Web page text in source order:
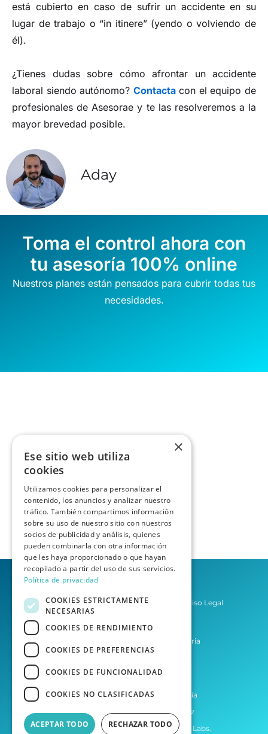
está cubierto en caso de sufrir un accidente en su
lugar de trabajo o “in itinere” (yendo o volviendo de
él).
¿Tienes dudas sobre cómo afrontar un accidente
laboral siendo autónomo? Contactacon el equipo de
profesionales de Asesorae y te las resolveremos a la
mayor brevedad posible.
Aday
Toma el control ahora con
tu asesoría 100% online
Nuestros planes están pensados para cubrir todas tus
necesidades.
Política de privacidad Aviso Legal
Asesoría Las Palmas de Gran Canaria
Desarrollo web por Agencia Homia
Desarrollo Laravel por Raúl López
Desarrollo de MVPs por Borah Digital Labs.
×
Ese sitio web utiliza
cookies
Utilizamos cookies para personalizar el
contenido, los anuncios y analizar nuestro
tráfico. También compartimos información
sobre su uso de nuestro sitio con nuestros
socios de publicidad y análisis, quienes
pueden combinarla con otra información
que les haya proporcionado o que hayan
recopilado a partir del uso de sus servicios.
Política de privacidad
COOKIES ESTRICTAMENTE
NECESARIAS
COOKIES DE RENDIMIENTO
COOKIES DE PREFERENCIAS
COOKIES DE FUNCIONALIDAD
COOKIES NO CLASIFICADAS
ACEPTAR TODO RECHAZAR TODO